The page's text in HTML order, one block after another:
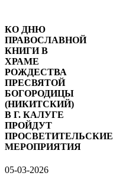
КО ДНЮ
ПРАВОСЛАВНОЙ
КНИГИ В
ХРАМЕ
РОЖДЕСТВА
ПРЕСВЯТОЙ
БОГОРОДИЦЫ
(НИКИТСКИЙ)
В Г. КАЛУГЕ
ПРОЙДУТ
ПРОСВЕТИТЕЛЬСКИЕ
МЕРОПРИЯТИЯ
05-03-2026